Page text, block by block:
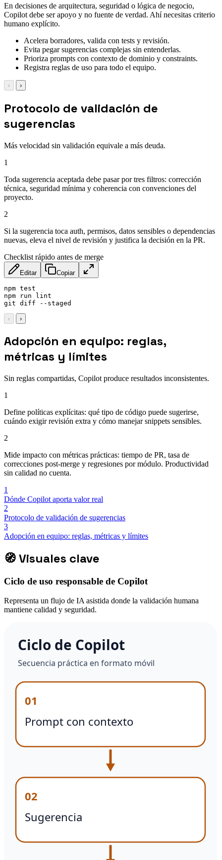
En decisiones de arquitectura, seguridad o lógica de negocio,
Copilot debe ser apoyo y no fuente de verdad. Ahí necesitas criterio
humano explícito.
Acelera borradores, valida con tests y revisión.
Evita pegar sugerencias complejas sin entenderlas.
Prioriza prompts con contexto de dominio y constraints.
Registra reglas de uso para todo el equipo.
‹ ›
Protocolo de validación de
sugerencias
Más velocidad sin validación equivale a más deuda.
1
Toda sugerencia aceptada debe pasar por tres filtros: corrección
técnica, seguridad mínima y coherencia con convenciones del
proyecto.
2
Si la sugerencia toca auth, permisos, datos sensibles o dependencias
nuevas, eleva el nivel de revisión y justifica la decisión en la PR.
Checklist rápido antes de merge
Editar Copiar
npm test
npm run lint
git diff --staged
‹ ›
Adopción en equipo: reglas,
métricas y límites
Sin reglas compartidas, Copilot produce resultados inconsistentes.
1
Define políticas explícitas: qué tipo de código puede sugerirse,
cuándo exigir revisión extra y cómo manejar snippets sensibles.
2
Mide impacto con métricas prácticas: tiempo de PR, tasa de
correcciones post-merge y regresiones por módulo. Productividad
sin calidad no cuenta.
1
Dónde Copilot aporta valor real
2
Protocolo de validación de sugerencias
3
Adopción en equipo: reglas, métricas y límites
🧭Visuales clave
Ciclo de uso responsable de Copilot
Representa un flujo de IA asistida donde la validación humana
mantiene calidad y seguridad.